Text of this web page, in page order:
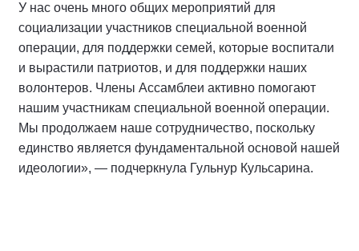
У нас очень много общих мероприятий для
социализации участников специальной военной
операции, для поддержки семей, которые воспитали
и вырастили патриотов, и для поддержки наших
волонтеров. Члены Ассамблеи активно помогают
нашим участникам специальной военной операции.
Мы продолжаем наше сотрудничество, поскольку
единство является фундаментальной основой нашей
идеологии», — подчеркнула Гульнур Кульсарина.